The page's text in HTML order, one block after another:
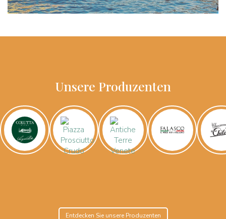
Unsere Produzenten
Entdecken Sie unsere Produzenten